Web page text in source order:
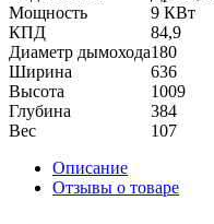
Мощность
9 КВт
КПД
84,9
Диаметр дымохода180
Ширина
636
Высота
1009
Глубина
384
Вес
107
Описание
Отзывы о товаре